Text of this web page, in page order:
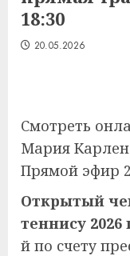
18:30
20.05.2026
Смотреть
Мария
Прямой эфир
Открытый
теннису 2026
й по счету